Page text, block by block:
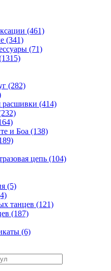
(461)
(341)
(71)
(282)
расшивки (414)
и Боа (138)
цепь (104)
(5)
танцев (121)
(187)
(6)